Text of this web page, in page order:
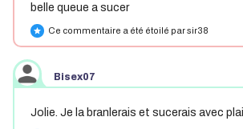
belle queue a sucer
star Ce commentaire a été étoilé par sir38
Bisex07
Jolie. Je la branlerais et sucerais avec